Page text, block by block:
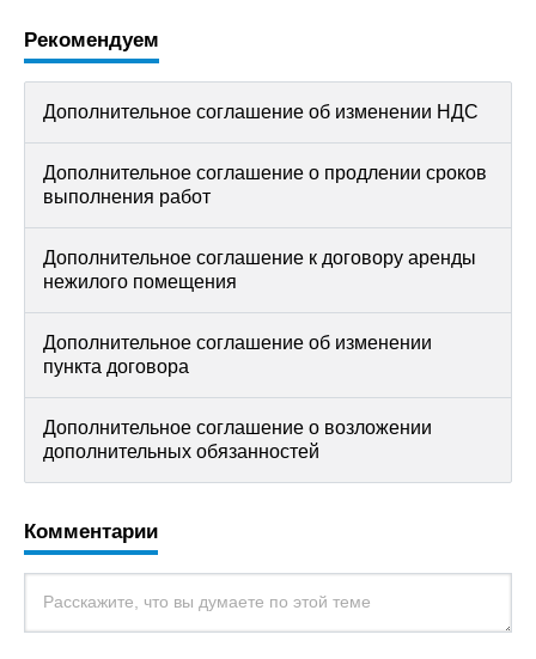
Рекомендуем
Дополнительное соглашение об изменении НДС
Дополнительное соглашение о продлении сроков
выполнения работ
Дополнительное соглашение к договору аренды
нежилого помещения
Дополнительное соглашение об изменении
пункта договора
Дополнительное соглашение о возложении
дополнительных обязанностей
Комментарии